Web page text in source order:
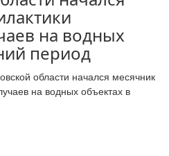
на водных
период
области начался месячник
на водных объектах в